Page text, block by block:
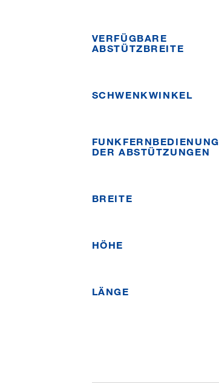
VERFÜGBARE
ABSTÜTZBREITE
SCHWENKWINKEL
FUNKFERNBEDIENUNG
DER ABSTÜTZUNGEN
BREITE
HÖHE
LÄNGE